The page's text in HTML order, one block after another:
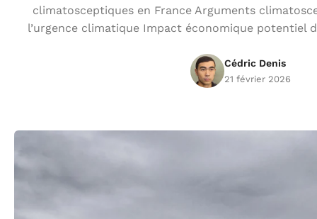
climatosceptiques en France Arguments
l’urgence climatique Impact économique
Cédric Denis
21 février 2026